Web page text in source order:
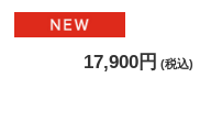
17,900円 (税込)